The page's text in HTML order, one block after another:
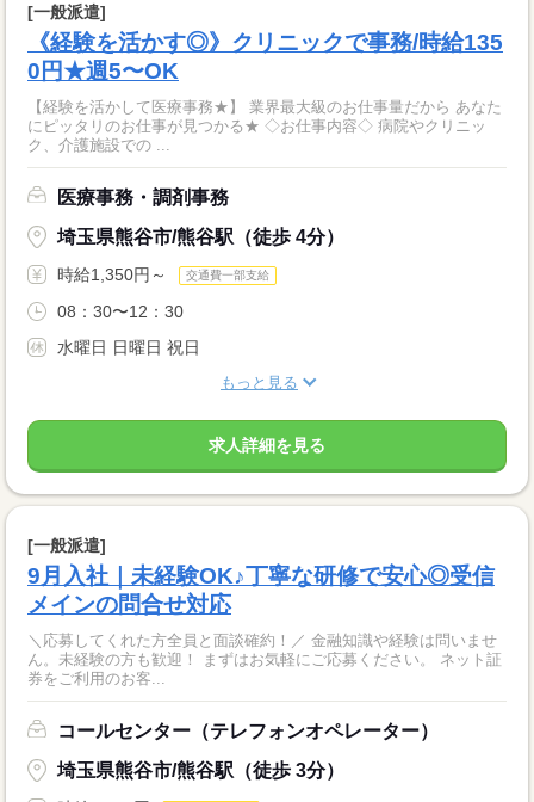
[一般派遣]
《経験を活かす◎》クリニックで事務/時給135
0円★週5〜OK
【経験を活かして医療事務★】 業界最大級のお仕事量だから あなた
にピッタリのお仕事が見つかる★ ◇お仕事内容◇ 病院やクリニッ
ク、介護施設での ...
医療事務・調剤事務
埼玉県熊谷市/熊谷駅（徒歩 4分）
時給1,350円～ 交通費一部支給
08：30〜12：30
水曜日 日曜日 祝日
もっと見る
求人詳細を見る
[一般派遣]
9月入社｜未経験OK♪丁寧な研修で安心◎受信
メインの問合せ対応
＼応募してくれた方全員と面談確約！／ 金融知識や経験は問いませ
ん。未経験の方も歓迎！ まずはお気軽にご応募ください。 ネット証
券をご利用のお客...
コールセンター（テレフォンオペレーター）
埼玉県熊谷市/熊谷駅（徒歩 3分）